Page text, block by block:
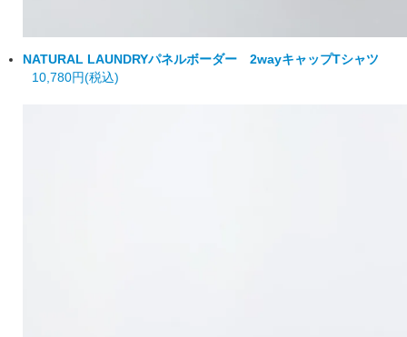
NATURAL LAUNDRYパネルボーダー 2wayキャップTシャツ
10,780円(税込)